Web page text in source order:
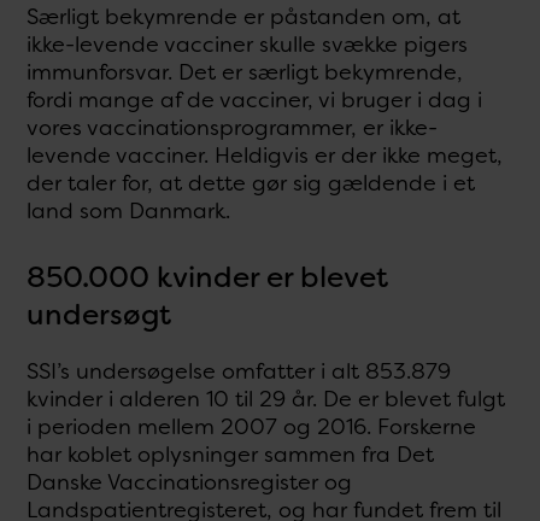
Særligt bekymrende er påstanden om, at
ikke-levende vacciner skulle svække pigers
immunforsvar. Det er særligt bekymrende,
fordi mange af de vacciner, vi bruger i dag i
vores vaccinationsprogrammer, er ikke-
levende vacciner. Heldigvis er der ikke meget,
der taler for, at dette gør sig gældende i et
land som Danmark.
850.000 kvinder er blevet
undersøgt
SSI’s undersøgelse omfatter i alt 853.879
kvinder i alderen 10 til 29 år. De er blevet fulgt
i perioden mellem 2007 og 2016. Forskerne
har koblet oplysninger sammen fra Det
Danske Vaccinationsregister og
Landspatientregisteret, og har fundet frem til